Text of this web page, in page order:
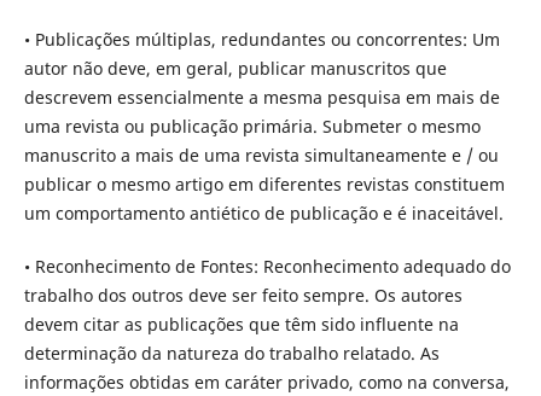
• Publicações múltiplas, redundantes ou concorrentes: Um
autor não deve, em geral, publicar manuscritos que
descrevem essencialmente a mesma pesquisa em mais de
uma revista ou publicação primária. Submeter o mesmo
manuscrito a mais de uma revista simultaneamente e / ou
publicar o mesmo artigo em diferentes revistas constituem
um comportamento antiético de publicação e é inaceitável.
• Reconhecimento de Fontes: Reconhecimento adequado do
trabalho dos outros deve ser feito sempre. Os autores
devem citar as publicações que têm sido influente na
determinação da natureza do trabalho relatado. As
informações obtidas em caráter privado, como na conversa,